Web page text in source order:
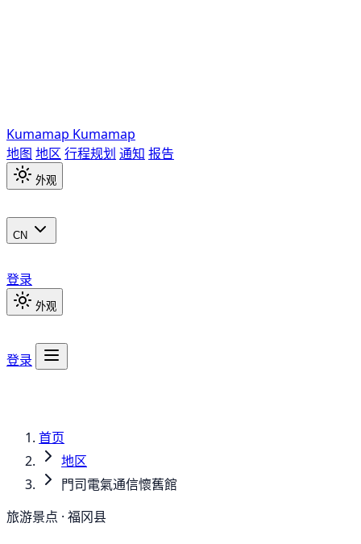
Kumamap Kumamap
地图 地区 行程规划 通知 报告
外观
CN
登录
外观
登录
首页
地区
門司電氣通信懷舊館
旅游景点 · 福冈县